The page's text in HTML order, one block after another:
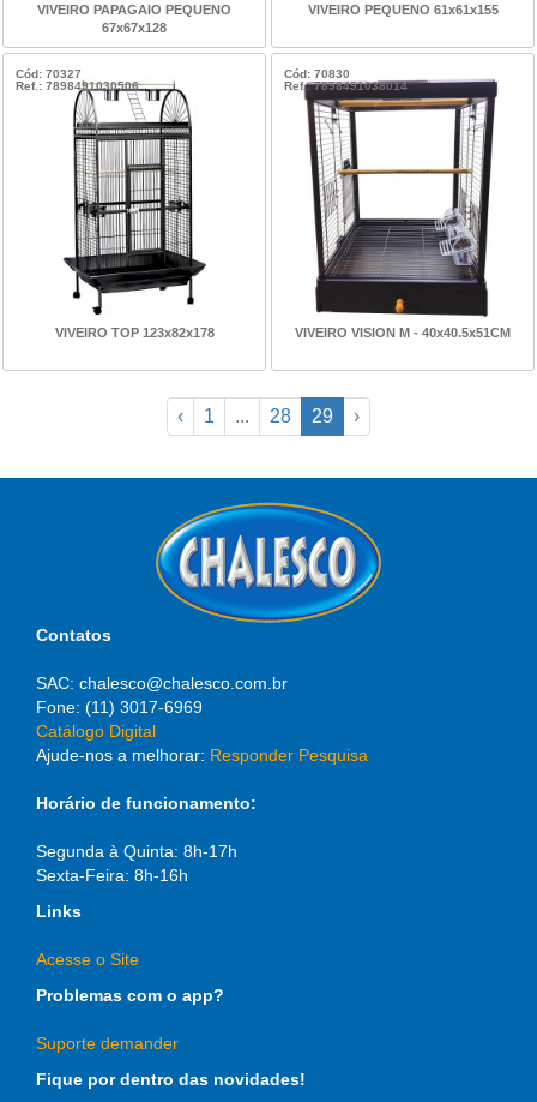
VIVEIRO PAPAGAIO PEQUENO
67x67x128
VIVEIRO PEQUENO 61x61x155
Cód: 70327
Ref.: 7898491030506
VIVEIRO TOP 123x82x178
Cód: 70830
Ref.: 7898491038014
VIVEIRO VISION M - 40x40.5x51CM
‹ 1 ... 28 29 ›
Contatos
SAC: chalesco@chalesco.com.br
Fone: (11) 3017-6969
Catálogo Digital
Ajude-nos a melhorar: Responder Pesquisa
Horário de funcionamento:
Segunda à Quinta: 8h-17h
Sexta-Feira: 8h-16h
Links
Acesse o Site
Problemas com o app?
Suporte demander
Fique por dentro das novidades!